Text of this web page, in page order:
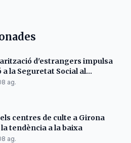
d'estrangers impulsa
la Seguretat Social al
ag.
centres de culte a Girona
tendència a la baixa
ag.